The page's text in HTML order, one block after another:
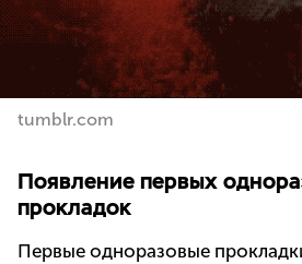
tumblr.com
Появление первых
прокладок
Первые одноразовые